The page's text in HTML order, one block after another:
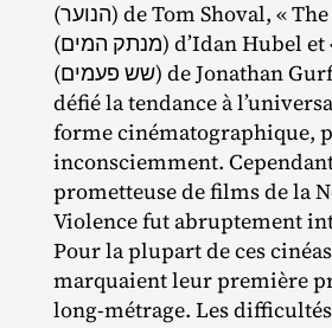
(הנוער) de Tom Shoval, « The Cutoff Man »
(מנתק המים) d’Idan Hubel et « Six Acts »
(שש פעמים) de Jonathan Gurfinkel, ont tous
défié la tendance à
forme cinématographique,
inconsciemment.
prometteuse de films de la
Violence fut abruptement
Pour la plupart de ces
marquaient leur première
long‐​métrage. Les